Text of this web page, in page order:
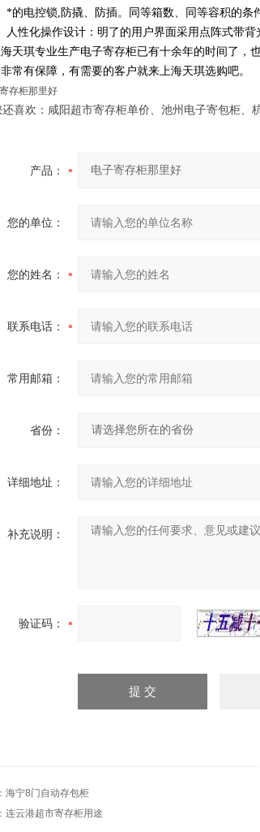
控锁,防撬、防插。同等箱数、同等容积的条件
化操作设计：明了的用户界面采用点阵式带背
专业生产电子寄存柜已有十余年的时间了，也
常有保障，有需要的客户就来上海天琪选购吧。
欢：咸阳超市寄存柜单价、池州电子寄包柜、
产品：
您的单位：
您的姓名：
联系电话：
常用邮箱：
省份：
详细地址：
补充说明：
验证码：
海宁8门自动存包柜
连云港超市寄存柜用途